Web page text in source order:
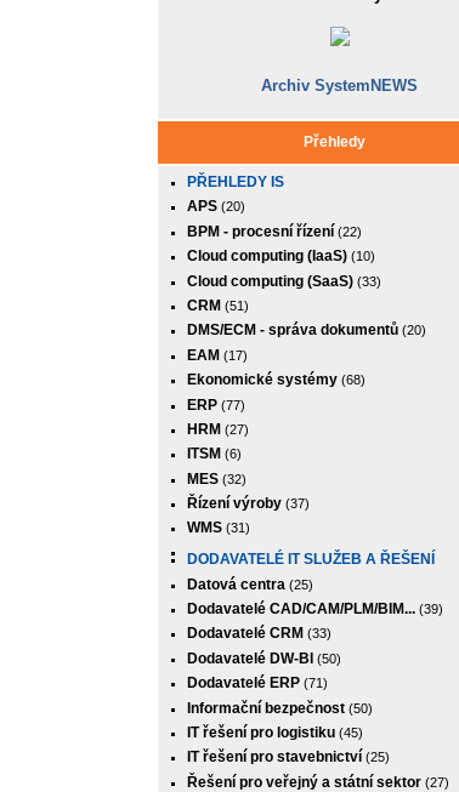
Archiv SystemNEWS
Přehledy
PŘEHLEDY IS
APS(20)
BPM - procesní řízení(22)
Cloud computing (IaaS)(10)
Cloud computing (SaaS)(33)
CRM (51)
DMS/ECM - správa dokumentů(20)
EAM (17)
Ekonomické systémy(68)
ERP(77)
HRM (27)
ITSM (6)
MES(32)
Řízení výroby(37)
WMS(31)
DODAVATELÉ IT SLUŽEB A ŘEŠENÍ
Datová centra (25)
Dodavatelé CAD/CAM/PLM/BIM...(39)
Dodavatelé CRM (33)
Dodavatelé DW-BI (50)
Dodavatelé ERP(71)
Informační bezpečnost(50)
IT řešení pro logistiku(45)
IT řešení pro stavebnictví(25)
Řešení pro veřejný a státní sektor(27)